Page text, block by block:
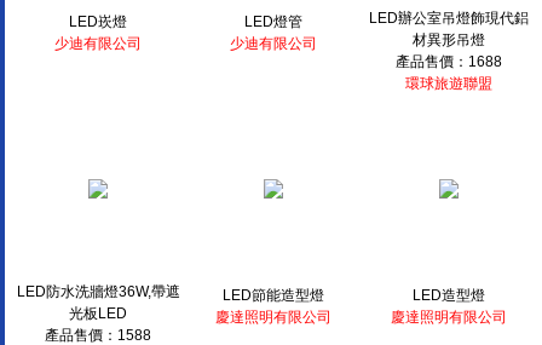
LED崁燈
少迪有限公司
LED燈管
少迪有限公司
LED辦公室吊燈飾現代鋁
材異形吊燈
產品售價：1688
環球旅遊聯盟
LED防水洗牆燈36W,帶遮
光板LED
產品售價：1588
LED節能造型燈
慶達照明有限公司
LED造型燈
慶達照明有限公司